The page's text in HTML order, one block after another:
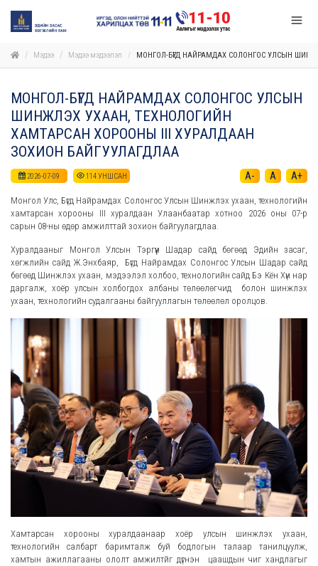
Мэдээ Мэдээ мэдээлэл МОНГОЛ-БҮГД НАЙРАМДАХ СОЛОНГОС УЛСЫН
МОНГОЛ-БҮГД НАЙРАМДАХ СОЛОНГОС УЛСЫН
ШИНЖЛЭХ УХААН, ТЕХНОЛОГИЙН
ХАМТАРСАН ХОРООНЫ III ХУРАЛДААН
ЗОХИОН БАЙГУУЛАГДЛАА
2026-07-09 114УНШСАН A- A A+
Монгол Улс, Бүгд Найрамдах Солонгос Улсын Шинжлэх ухаан, технологийн
хамтарсан хорооны III хуралдаан Улаанбаатар хотноо 2026 оны 07-р
сарын 08-ны өдөр амжилттай зохион байгуулагдлаа.
Хуралдааныг Монгол Улсын Тэргүүн Шадар сайд бөгөөд Эдийн засаг,
хөгжлийн сайд Ж.Энхбаяр, Бүгд Найрамдах Солонгос Улсын Шадар сайд
бөгөөд Шинжлэх ухаан, мэдээлэл холбоо, технологийн сайд Бэ Кён Хүн нар
даргалж, хоёр улсын холбогдох албаны төлөөлөгчид болон шинжлэх
ухаан, технологийн судалгааны байгууллагын төлөөлөл оролцов.
Хамтарсан хорооны хуралдаанаар хоёр улсын шинжлэх ухаан,
технологийн салбарт баримталж буй бодлогын талаар танилцуулж,
хамтын ажиллагааны ололт амжилтйг дүгнэн цаашдын чиг хандлагыг